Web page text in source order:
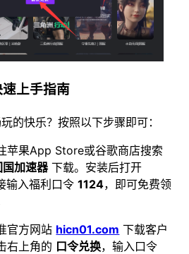
上手指南
的快乐？按照以下步骤即可：
苹果App Store或谷歌商店搜索
加速器下载。安装后打开
输入福利口令1124，即可免费领
官方网站 hicn01.com 下载客户
右上角的 口令兑换，输入口令